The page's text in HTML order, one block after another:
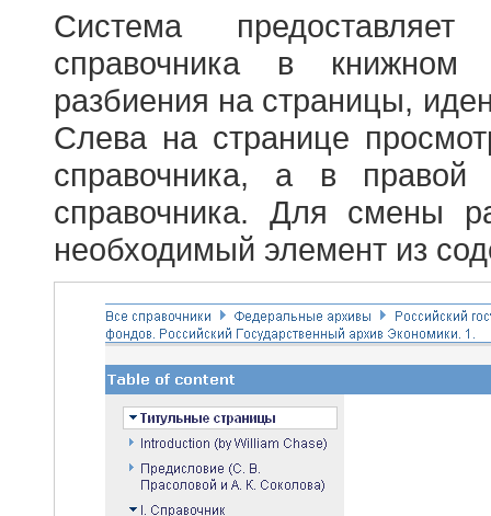
Система
справочника в
разбиения на страницы,
Слева на странице
справочника, а в правой
справочника. Для смены
необходимый элемент из